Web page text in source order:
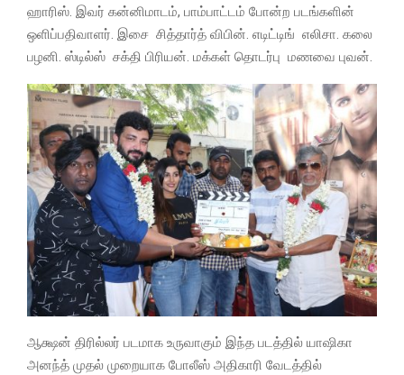
ஹாரிஸ். இவர் கன்னிமாடம், பாம்பாட்டம் போன்ற படங்களின்
ஒளிப்பதிவாளர். இசை சித்தார்த் விபின். எடிட்டிங் எலிசா. கலை
பழனி. ஸ்டில்ஸ் சக்தி பிரியன். மக்கள் தொடர்பு மணவை புவன்.
ஆக்ஷன் திரில்லர் படமாக உருவாகும் இந்த படத்தில் யாஷிகா
அனந்த் முதல் முறையாக போலீஸ் அதிகாரி வேடத்தில்